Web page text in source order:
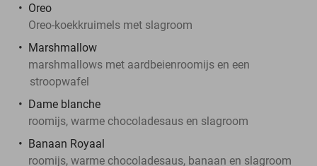
Oreo
Oreo-koekkruimels met slagroom
Marshmallow
marshmallows met aardbeienroomijs en een
stroopwafel
Dame blanche
roomijs, warme chocoladesaus en slagroom
Banaan Royaal
roomijs, warme chocoladesaus, banaan en slagroom